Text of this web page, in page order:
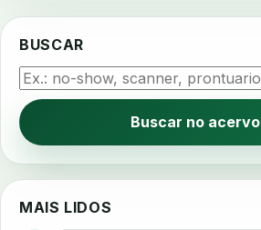
BUSCAR
Buscar no acervo
MAIS LIDOS